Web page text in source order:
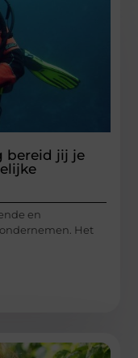
bereid jij je
en
Het